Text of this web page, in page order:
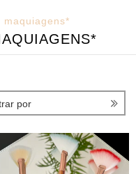
maquiagens*
por